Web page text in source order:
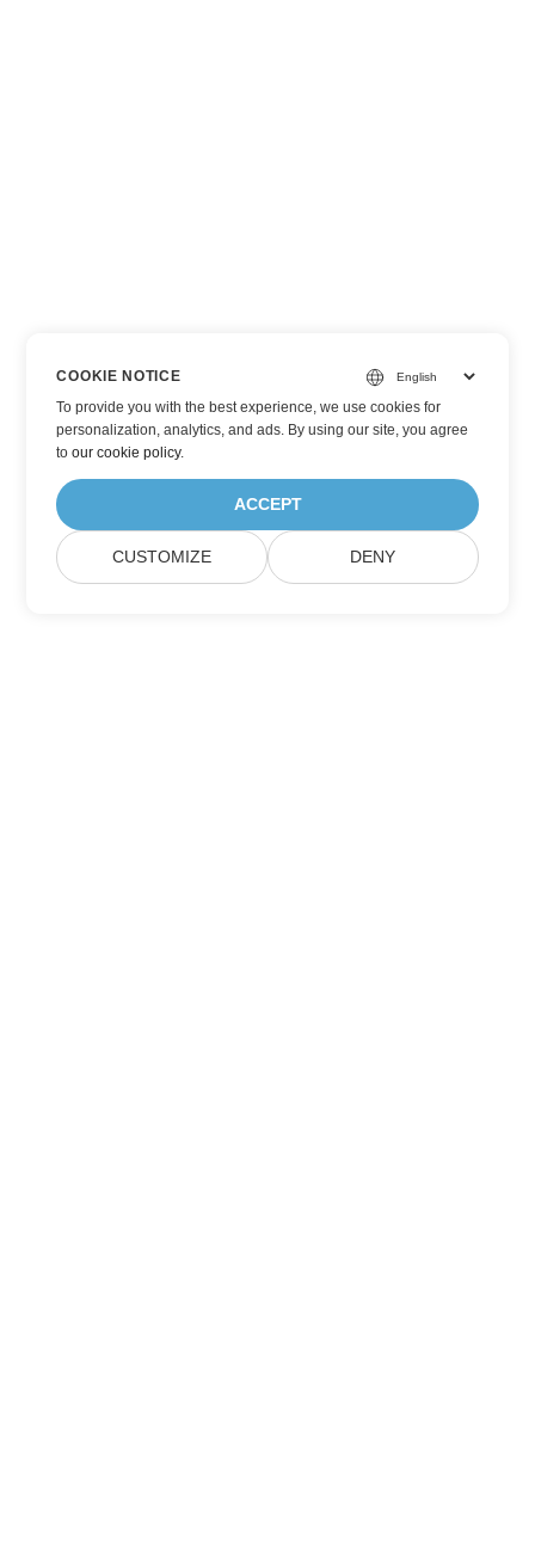
COOKIE NOTICE
To provide you with the best experience, we use cookies for
personalization, analytics, and ads. By using our site, you agree
toour cookie policy.
ACCEPT
CUSTOMIZE DENY